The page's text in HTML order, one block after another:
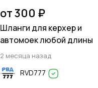
от 300 ₽
Шланги для керхер и
автомоек любой длины
2 месяца назад
RVD777